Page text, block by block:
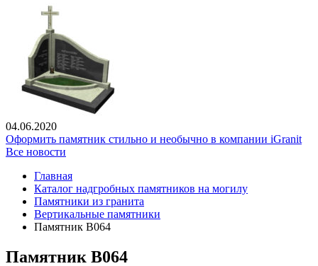
04.06.2020
Оформить памятник стильно и необычно в компании iGranit
Все новости
Главная
Каталог надгробных памятников на могилу
Памятники из гранита
Вертикальные памятники
Памятник В064
Памятник В064